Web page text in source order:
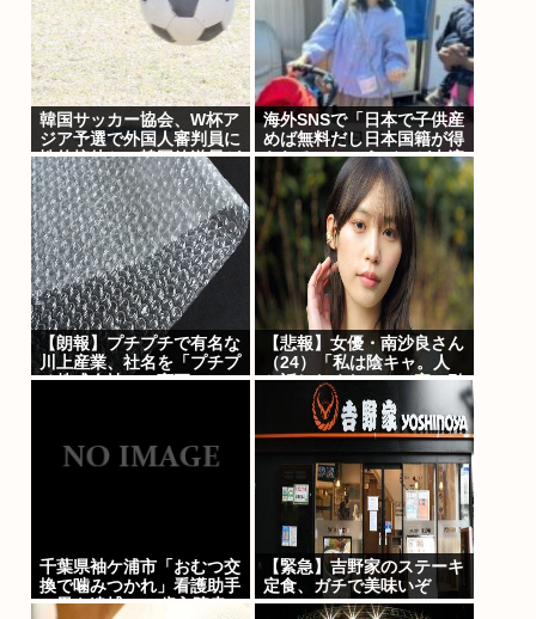
韓国サッカー協会、W杯ア
ジア予選で外国人審判員に
性的接待か…韓国放送局が
独占報道
海外SNSで「日本で子供産
めば無料だし日本国籍が得
られる」というデマが大流
行していた…:・
【朗報】プチプチで有名な
川上産業、社名を「プチプ
チ株式会社」に変更www
【悲報】女優・南沙良さん
（24）「私は陰キャ。人
と話したくないので家に引
きこもってPCでアニメを
観ていた
い」・・・・・・・・・
千葉県袖ケ浦市「おむつ交
換で噛みつかれ」看護助手
の男を逮捕 90歳入院患
【緊急】吉野家のステーキ
定食、ガチで美味いぞ